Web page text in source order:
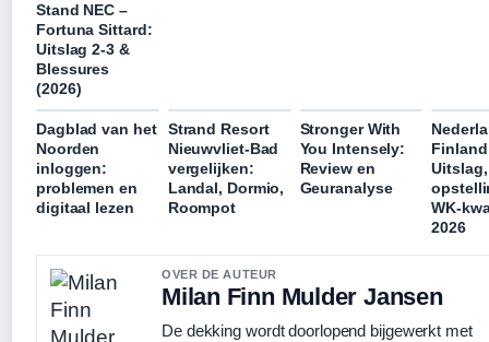
Stand NEC –
Fortuna Sittard:
Uitslag 2-3 &
Blessures
(2026)
Dagblad van het
Noorden
inloggen:
problemen en
digitaal lezen
Strand Resort
Nieuwvliet-Bad
vergelijken:
Landal, Dormio,
Roompot
Stronger With
You Intensely:
Review en
Geuranalyse
Uitslag,
WK-
2026
OVER DE AUTEUR
Milan Finn Mulder Jansen
De dekking wordt doorlopend bijgewerkt met